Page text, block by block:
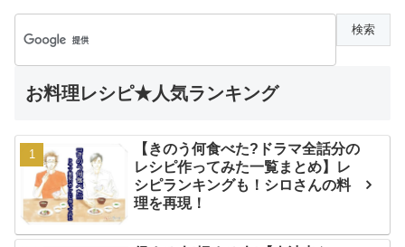
お料理レシピ★人気ランキング
【きのう何食べた?ドラマ全話分の
レシピ作ってみた一覧まとめ】レ
シピランキングも！シロさんの料
理を再現！